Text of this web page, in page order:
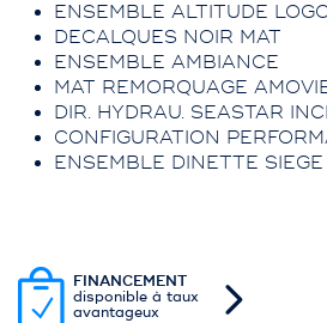
ENSEMBLE ALTITUDE
DECALQUES NOIR MAT
ENSEMBLE AMBIANCE
MAT REMORQUAGE
DIR. HYDRAU. SEASTAR
CONFIGURATION
ENSEMBLE DINETTE SIEGE
FINANCEMENT
disponible à taux
avantageux